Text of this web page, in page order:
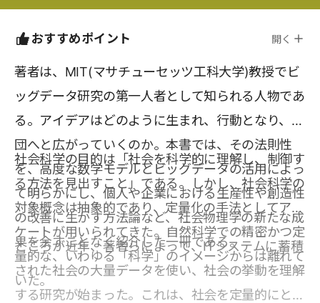
おすすめポイント 開く
著者は、MIT(マサチューセッツ工科大学)教授でビ
ッグデータ研究の第一人者として知られる人物であ
る。アイデアはどのように生まれ、行動となり、集
団へと広がっていくのか。本書では、その法則性
を、高度な数学モデルとビッグデータの活用によっ
て明らかにし、個人や企業における生産性や創造性
の改善に生かす方法論など、社会物理学の新たな成
果を余すことなく紹介した一冊である。
社会科学の目的は「社会を科学的に理解し、制御す
る方法を見出すこと」である。しかし、社会科学の
対象概念は抽象的であり、定量化の手法としてアン
ケートが用いられてきた。自然科学での精密かつ定
量的な、いわゆる「科学」のイメージからは離れて
いた。
ところが近年、著者らによって、ITシステムに蓄積
された社会の大量データを使い、社会の挙動を理解
する研究が始まった。これは、社会を定量的にとら